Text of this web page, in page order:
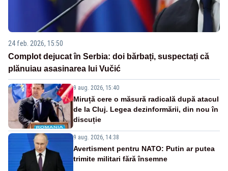
24 feb. 2026, 15:50
Complot dejucat în Serbia: doi bărbați, suspectați că
plănuiau asasinarea lui Vučić
9 aug. 2026, 15:40
Miruță cere o măsură radicală după atacul
de la Cluj. Legea dezinformării, din nou în
discuție
9 aug. 2026, 14:38
Avertisment pentru NATO: Putin ar putea
trimite militari fără însemne